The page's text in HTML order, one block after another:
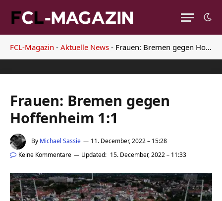
FCL-Magazin - Aktuelle News - Frauen: Bremen gegen Hoffenheim 1:1
Frauen: Bremen gegen
Hoffenheim 1:1
By Michael Sassie
11. December, 2022 – 15:28
Keine Kommentare
Updated: 15. December, 2022 – 11:33